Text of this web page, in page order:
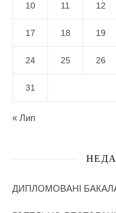
10 11 12
17 18 19
24 25 26
31
« Лип
ДИПЛОМОВАНІ